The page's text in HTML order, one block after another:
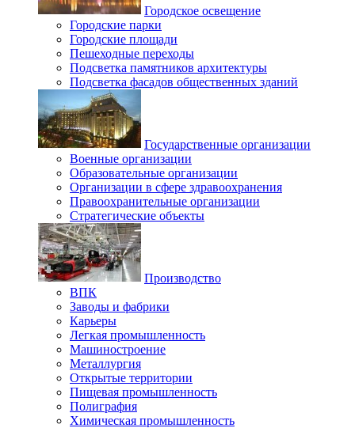
Городское освещение
Городские парки
Городские площади
Пешеходные переходы
Подсветка памятников архитектуры
Подсветка фасадов общественных зданий
Государственные организации
Военные организации
Образовательные организации
Организации в сфере здравоохранения
Правоохранительные организации
Стратегические объекты
Производство
ВПК
Заводы и фабрики
Карьеры
Легкая промышленность
Машиностроение
Металлургия
Открытые территории
Пищевая промышленность
Полиграфия
Химическая промышленность